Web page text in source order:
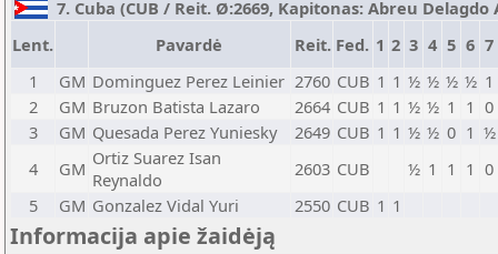
7. Cuba (CUB / Reit. Ø:2669, Kapitonas: Abreu Delagdo
Lent.
Pavardė Reit. Fed. 1 2 3 4 5 6 7
1
GM Dominguez Perez Leinier 2760 CUB 1 1 ½ ½ ½ ½ 1
2
GM Bruzon Batista Lazaro 2664 CUB 1 1 ½ ½ 1 1 0
3
GM Quesada Perez Yuniesky 2649 CUB 1 1 ½ ½ 0 1 ½
4
GM Ortiz Suarez Isan
Reynaldo
2603 CUB ½ 1 1 1 0
5
GM Gonzalez Vidal Yuri 2550 CUB 1 1
Informacija apie žaidėją